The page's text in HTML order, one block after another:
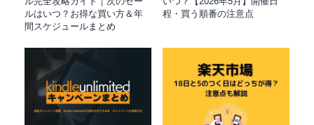
ルはいつ？お得な買い方＆年
間スケジュールまとめ
程・買う順番の注意点